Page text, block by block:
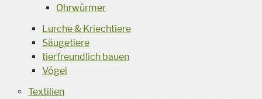
Ohrwürmer
Lurche & Kriechtiere
Säugetiere
tierfreundlich bauen
Vögel
Textilien